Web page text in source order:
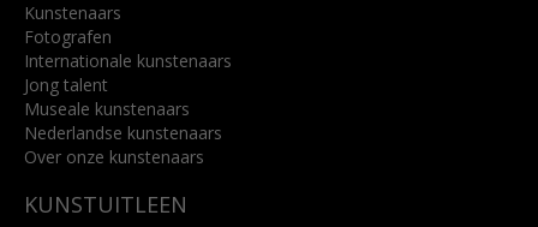
Kunstenaars
Fotografen
Internationale kunstenaars
Jong talent
Museale kunstenaars
Nederlandse kunstenaars
Over onze kunstenaars
KUNSTUITLEEN